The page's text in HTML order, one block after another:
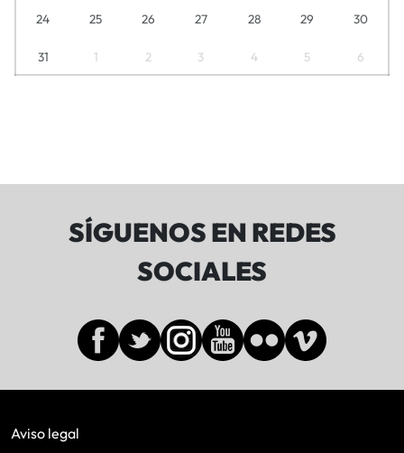
24 25 26 27 28 29 30
31 1 2 3 4 5 6
SÍGUENOS EN REDES
SOCIALES
Aviso legal